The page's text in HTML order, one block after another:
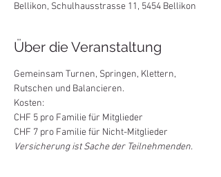
Bellikon, Schulhausstrasse 11, 5454 Bellikon
Über die Veranstaltung
Gemeinsam Turnen, Springen, Klettern,
Rutschen und Balancieren.
Kosten:
CHF 5 pro Familie für Mitglieder
CHF 7 pro Familie für Nicht-Mitglieder
Versicherung ist Sache der Teilnehmenden.